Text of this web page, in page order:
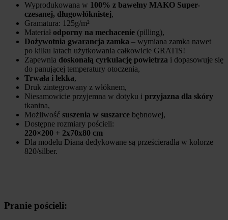
Wyprodukowana w 100% z bawełny MAKO Super-
czesanej, długowłóknistej,
Gramatura: 125g/m²
Materiał odporny na mechacenie (pilling),
Dożywotnia gwarancja zamka – wymiana zamka nawet
po kilku latach użytkowania całkowicie GRATIS!
Zapewnia doskonałą cyrkulację powietrza i dopasowuje się
do panującej temperatury otoczenia,
Trwała i lekka,
Druk zintegrowany z włóknem,
Niesamowicie przyjemna w dotyku i przyjazna dla skóry
tkanina,
Możliwość suszenia w suszarce bębnowej,
Dostępne rozmiary pościeli:
220×200 + 2x70x80 cm
Dla modelu Diana dedykowane są prześcieradła w kolorze
820/silber.
Pranie pościeli: